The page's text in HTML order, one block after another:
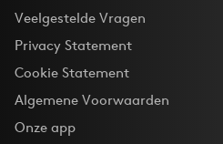
Veelgestelde Vragen
Privacy Statement
Cookie Statement
Algemene Voorwaarden
Onze app